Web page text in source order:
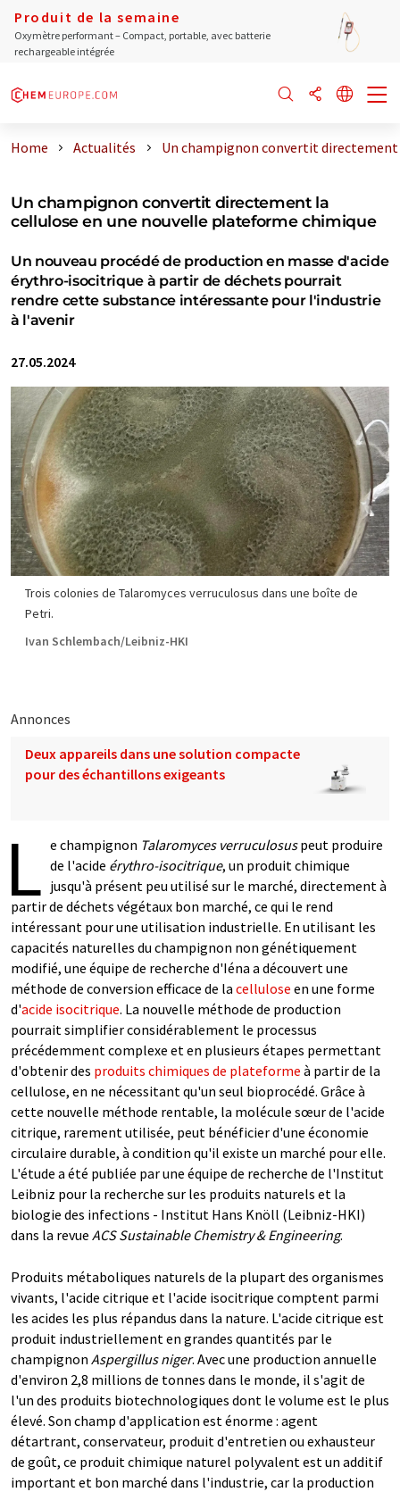
Produit de la semaine
Oxymètre performant – Compact, portable, avec batterie
rechargeable intégrée
Home Actualités Un champignon convertit directement
Un champignon convertit directement la
cellulose en une nouvelle plateforme chimique
Un nouveau procédé de production en masse d'acide
érythro-isocitrique à partir de déchets pourrait
rendre cette substance intéressante pour l'industrie
à l'avenir
27.05.2024
Trois colonies de Talaromyces verruculosus dans une boîte de
Petri.
Ivan Schlembach/Leibniz-HKI
Annonces
Deux appareils dans une solution compacte
pour des échantillons exigeants
L e champignon Talaromyces verruculosuspeut produire
de l'acide érythro-isocitrique, un produit chimique
jusqu'à présent peu utilisé sur le marché, directement à
partir de déchets végétaux bon marché, ce qui le rend
intéressant pour une utilisation industrielle. En utilisant les
capacités naturelles du champignon non génétiquement
modifié, une équipe de recherche d'Iéna a découvert une
méthode de conversion efficace de la cellulose en une forme
d'acide isocitrique. La nouvelle méthode de production
pourrait simplifier considérablement le processus
précédemment complexe et en plusieurs étapes permettant
d'obtenir des produits chimiques de plateforme à partir de la
cellulose, en ne nécessitant qu'un seul bioprocédé. Grâce à
cette nouvelle méthode rentable, la molécule sœur de l'acide
citrique, rarement utilisée, peut bénéficier d'une économie
circulaire durable, à condition qu'il existe un marché pour elle.
L'étude a été publiée par une équipe de recherche de l'Institut
Leibniz pour la recherche sur les produits naturels et la
biologie des infections - Institut Hans Knöll (Leibniz-HKI)
dans la revue ACS Sustainable Chemistry & Engineering.
Produits métaboliques naturels de la plupart des organismes
vivants, l'acide citrique et l'acide isocitrique comptent parmi
les acides les plus répandus dans la nature. L'acide citrique est
produit industriellement en grandes quantités par le
champignon Aspergillus niger. Avec une production annuelle
d'environ 2,8 millions de tonnes dans le monde, il s'agit de
l'un des produits biotechnologiques dont le volume est le plus
élevé. Son champ d'application est énorme : agent
détartrant, conservateur, produit d'entretien ou exhausteur
de goût, ce produit chimique naturel polyvalent est un additif
important et bon marché dans l'industrie, car la production